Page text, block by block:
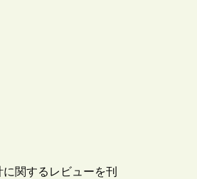
関するレビューを刊